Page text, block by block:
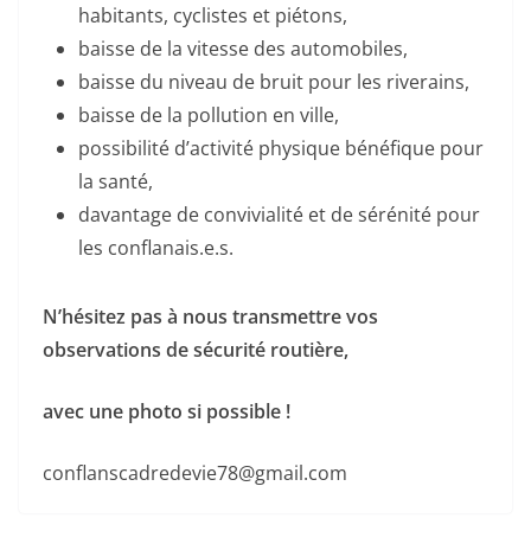
habitants, cyclistes et piétons,
baisse de la vitesse des automobiles,
baisse du niveau de bruit pour les riverains,
baisse de la pollution en ville,
possibilité d’activité physique bénéfique pour
la santé,
davantage de convivialité et de sérénité pour
les conflanais.e.s.
N’hésitez pas à nous transmettre vos
observations de sécurité routière,
avec une photo si possible !
conflanscadredevie78@gmail.com